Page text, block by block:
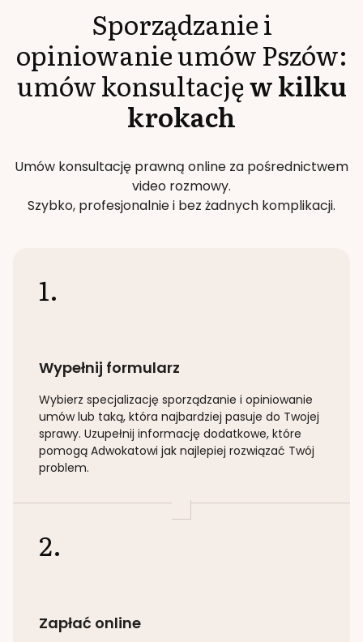
Sporządzanie i
opiniowanie umówPszów:
umów konsultacjęw kilku
krokach
Umów konsultację prawną online za pośrednictwem
video rozmowy.
Szybko, profesjonalnie i bez żadnych komplikacji.
1.
Wypełnij formularz
Wybierz specjalizację sporządzanie i opiniowanie
umów lub taką, która najbardziej pasuje do Twojej
sprawy. Uzupełnij informację dodatkowe, które
pomogą Adwokatowi jak najlepiej rozwiązać Twój
problem.
2.
Zapłać online